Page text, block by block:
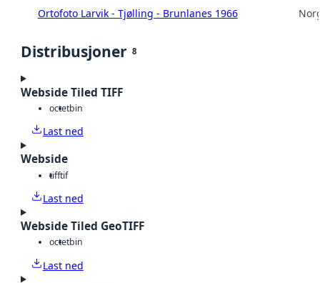
Ortofoto Larvik - Tjølling - Brunlanes 1966
Distribusjoner 8
Webside Tiled TIFF
octetbin
Last ned
Webside
tifftif
Last ned
Webside Tiled GeoTIFF
octetbin
Last ned